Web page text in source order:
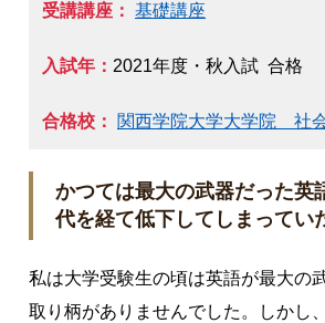
受講講座： 基礎講座
入試年： 2021年度・秋入試 合格
合格校： 関西学院大学大学院 社
かつては最大の武器だった英
代を経て低下してしまってい
私は大学受験生の頃は英語が最大の
取り柄がありませんでした。しかし